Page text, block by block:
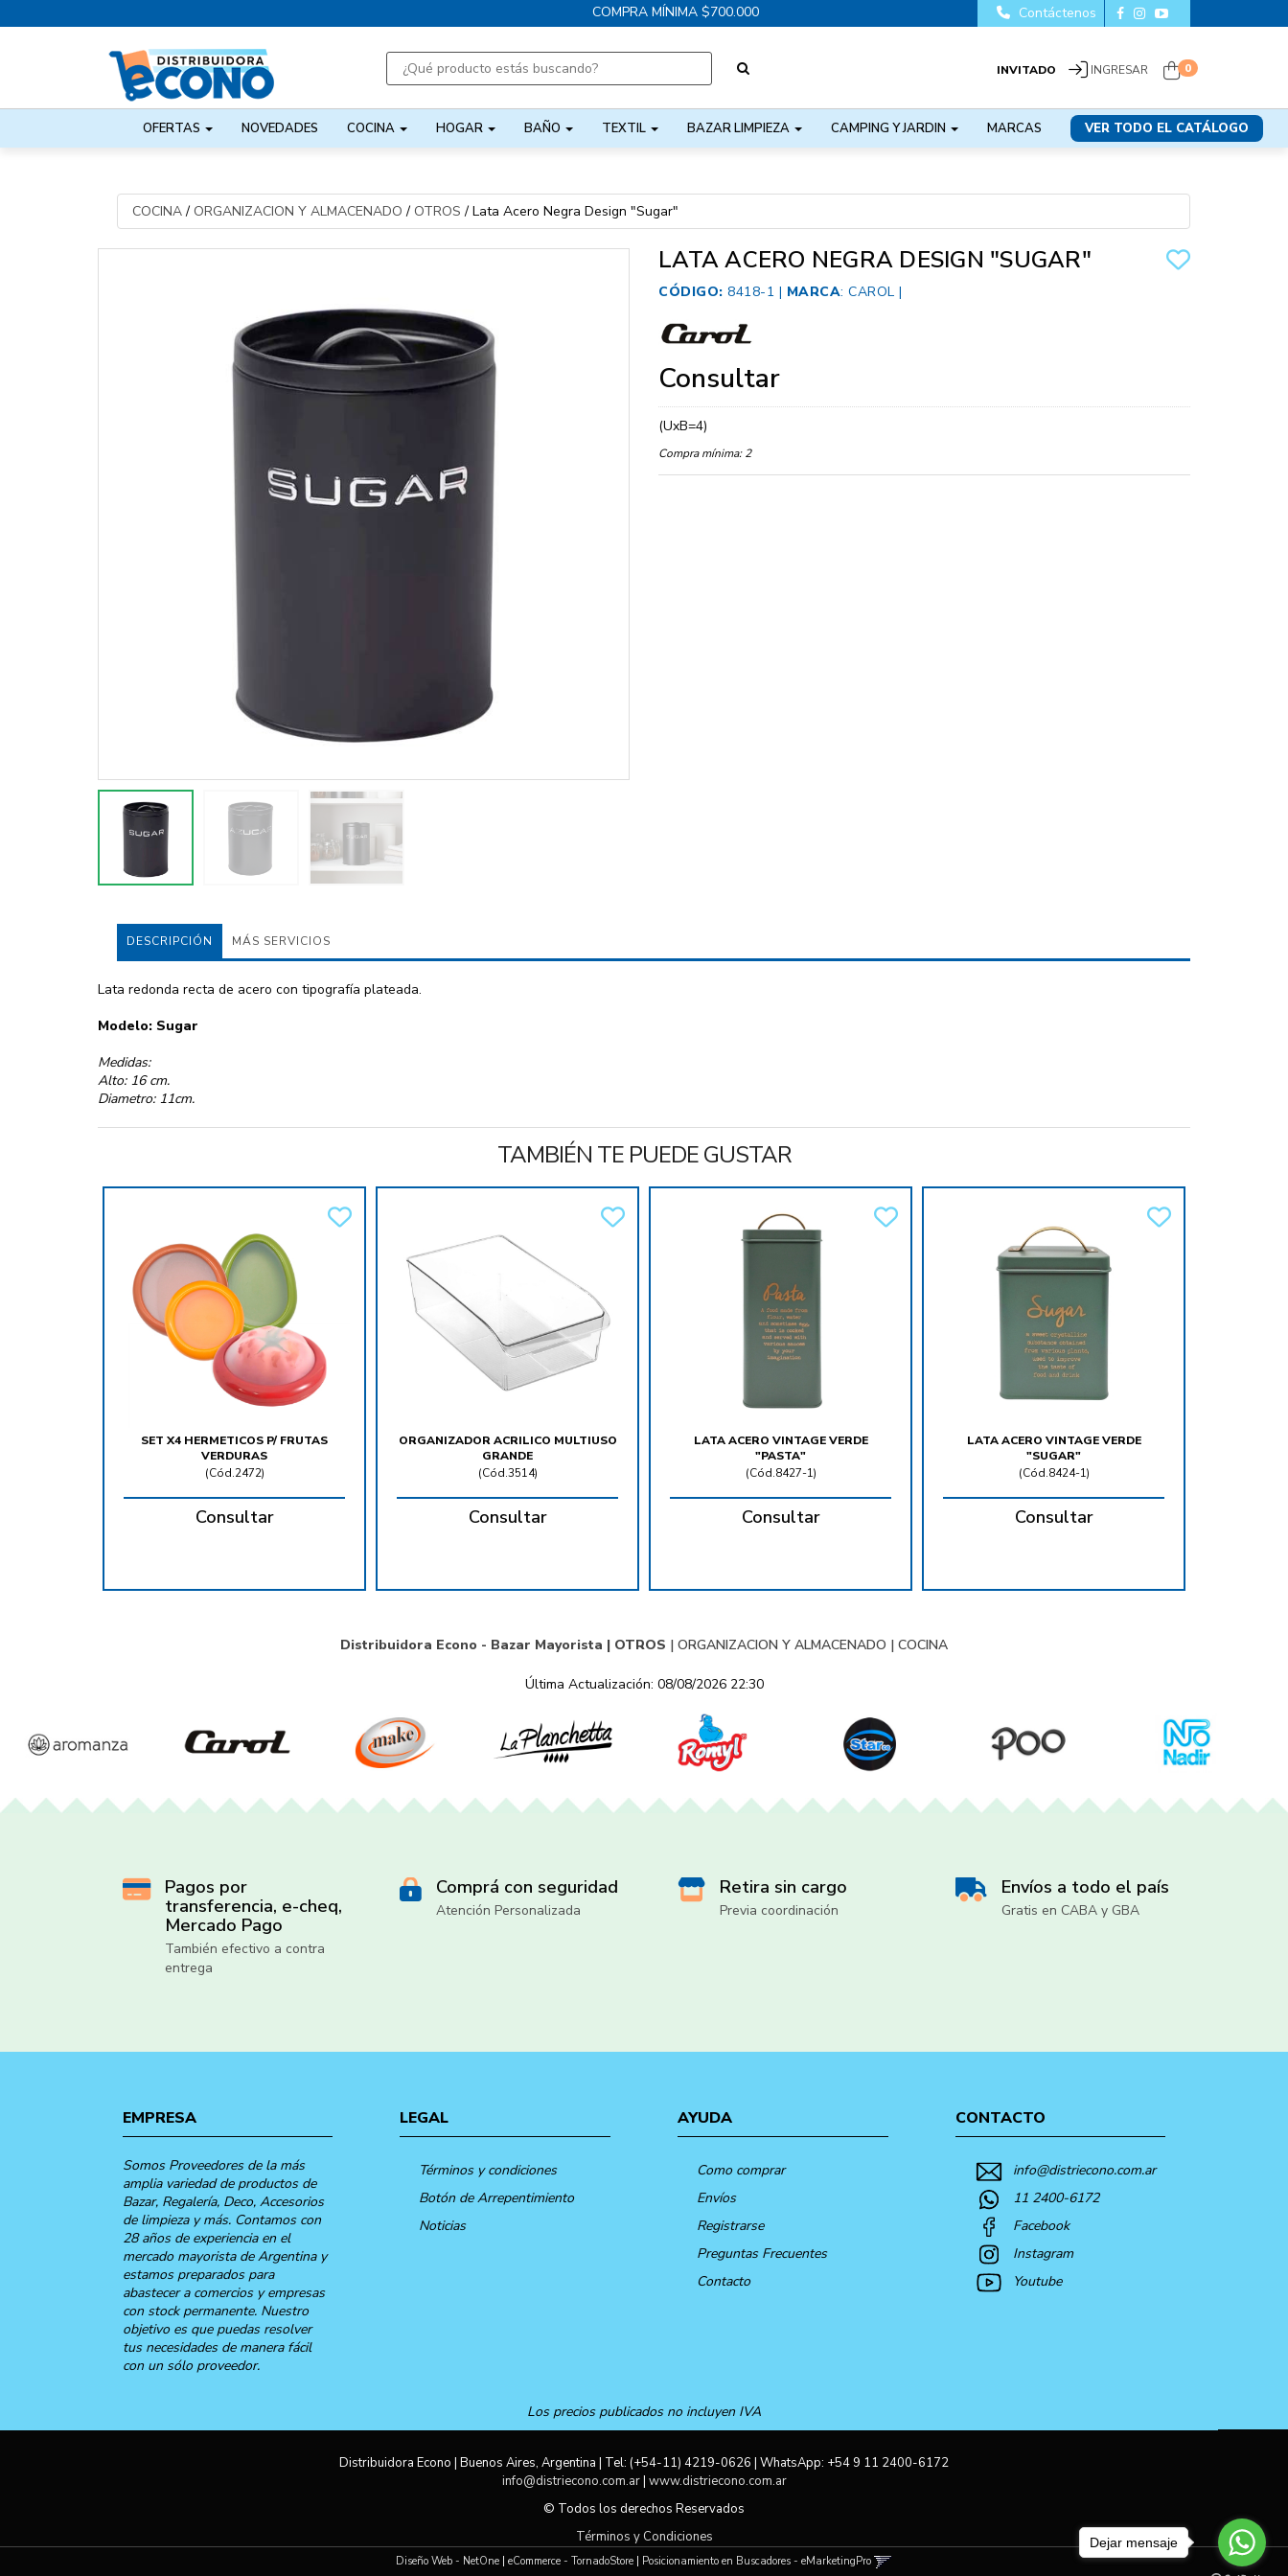
COMPRA MÍNIMA $700.000
INVITADO INGRESAR 0
OFERTAS NOVEDADES COCINA HOGAR BAÑO TEXTIL BAZAR LIMPIEZA CAMPING Y JARDIN MARCAS VER TODO EL CATÁLOGO
Contáctenos
COCINA/ ORGANIZACION Y ALMACENADO / OTROS / Lata Acero Negra Design "Sugar"
LATA ACERO NEGRA DESIGN "SUGAR"
CÓDIGO: 8418-1 | MARCA: CAROL |
Consultar
(UxB=4)
Compra mínima: 2
DESCRIPCIÓN MÁS SERVICIOS
Lata redonda recta de acero con tipografía plateada.
Modelo: Sugar
Medidas:
Alto: 16 cm.
Diametro: 11cm.
TAMBIÉN TE PUEDE GUSTAR
SET X4 HERMETICOS P/ FRUTAS
VERDURAS
(Cód.2472)
Consultar
ORGANIZADOR ACRILICO MULTIUSO
GRANDE
(Cód.3514)
Consultar
LATA ACERO VINTAGE VERDE
"PASTA"
(Cód.8427-1)
Consultar
LATA ACERO VINTAGE VERDE
"SUGAR"
(Cód.8424-1)
Consultar
Distribuidora Econo - Bazar Mayorista | OTROS | ORGANIZACION Y ALMACENADO | COCINA
Última Actualización: 08/08/2026 22:30
Pagos por
transferencia, e-cheq,
Mercado Pago
También efectivo a contra
entrega
Comprá con seguridad
Atención Personalizada
Retira sin cargo
Previa coordinación
Envíos a todo el país
Gratis en CABA y GBA
EMPRESA
Somos Proveedores de la más
amplia variedad de productos de
Bazar, Regalería, Deco, Accesorios
de limpieza y más. Contamos con
28 años de experiencia en el
mercado mayorista de Argentina y
estamos preparados para
abastecer a comercios y empresas
con stock permanente. Nuestro
objetivo es que puedas resolver
tus necesidades de manera fácil
con un sólo proveedor.
LEGAL
Términos y condiciones
Botón de Arrepentimiento
Noticias
AYUDA
Como comprar
Envíos
Registrarse
Preguntas Frecuentes
Contacto
CONTACTO
info@distriecono.com.ar
11 2400-6172
Facebook
Instagram
Youtube
Los precios publicados no incluyen IVA
Distribuidora Econo | Buenos Aires, Argentina | Tel: (+54-11) 4219-0626 | WhatsApp: +54 9 11 2400-6172
info@distriecono.com.ar| www.distriecono.com.ar
© Todos los derechos Reservados
Términos y Condiciones
Diseño Web - NetOne | eCommerce - TornadoStore | Posicionamiento en Buscadores - eMarketingPro
Dejar mensaje